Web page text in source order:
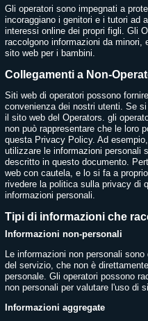
Gli operatori sono impegnati a
incoraggiano i genitori e i tutori ad
interessi online dei propri figli. Gli
raccolgono informazioni da minori,
sito web per i bambini.
Collegamenti a Non-
Siti web di operatori possono
convenienza dei nostri utenti. Se
il sito web del Operators. gli
non può rappresentare che le loro
questa Privacy Policy. Ad
utilizzare le informazioni personali
descritto in questo documento.
web con cautela, e lo si fa a
rivedere la politica sulla privacy di
informazioni personali.
Tipi di informazioni che
Informazioni non-personali
Le informazioni non personali
del servizio, che non è
personale. Gli operatori possono
non personali per valutare l'uso di
Informazioni aggregate